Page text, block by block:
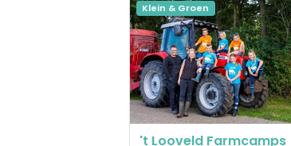
Klein & Groen
't Looveld Farmcamps